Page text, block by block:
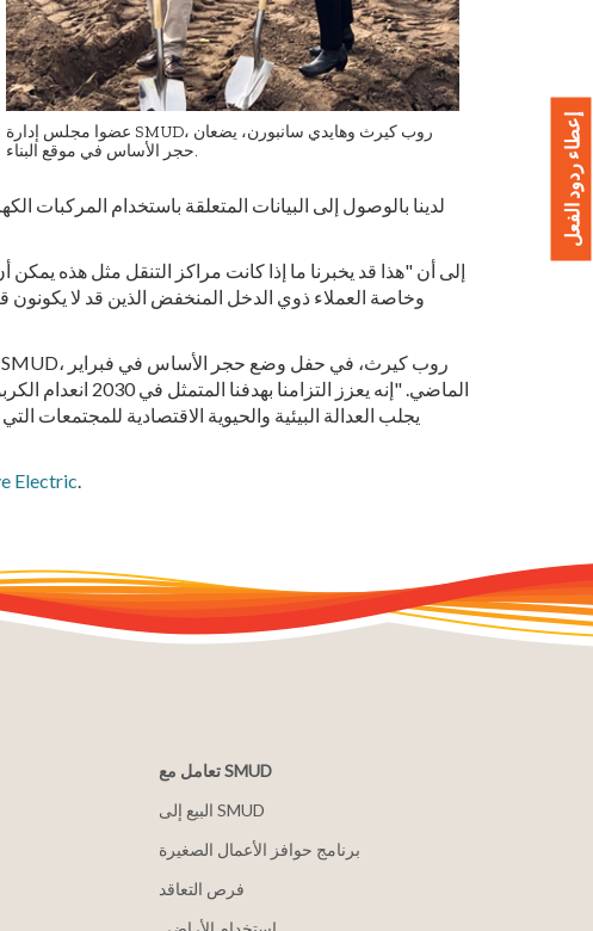
عضوا مجلس إدارة SMUD، روب كيرث وهايدي سانبورن، يضعان
حجر الأساس في موقع البناء.
الماضي. "إنه يعزز
يجلب العدالة البيئية والحيوية الاقتصادية للمجتمعات
Electric.
تعامل مع SMUD
البيع إلى SMUD
برنامج حوافز الأعمال الصغيرة
فرص التعاقد
إعطاء ردود الفعل